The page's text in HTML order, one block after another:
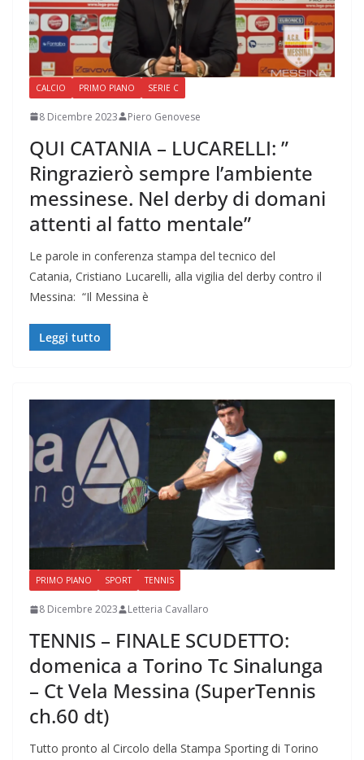
CALCIO PRIMO PIANO SERIE C
8 Dicembre 2023 Piero Genovese
QUI CATANIA – LUCARELLI: ”
Ringrazierò sempre l’ambiente
messinese. Nel derby di domani
attenti al fatto mentale”
Le parole in conferenza stampa del tecnico del
Catania, Cristiano Lucarelli, alla vigilia del derby contro il
Messina: “Il Messina è
Leggi tutto
PRIMO PIANO SPORT TENNIS
8 Dicembre 2023 Letteria Cavallaro
TENNIS – FINALE SCUDETTO:
domenica a Torino Tc Sinalunga
– Ct Vela Messina (SuperTennis
ch.60 dt)
Tutto pronto al Circolo della Stampa Sporting di Torino